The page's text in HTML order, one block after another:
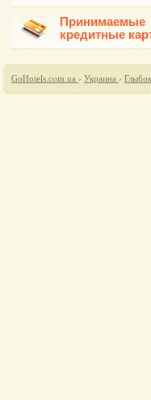
Принимаемые
кредитные
GoHotels.com.ua › Украина ›